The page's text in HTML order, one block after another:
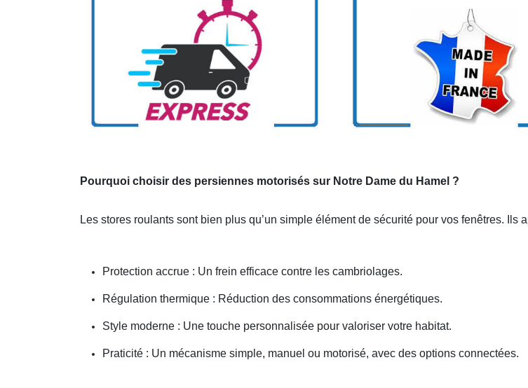
Pourquoi choisir des persiennes motorisés sur Notre Dame du Hamel ?
Les stores roulants sont bien plus qu’un simple élément de sécurité pour vos fenêtres. Ils
Protection accrue : Un frein efficace contre les cambriolages.
Régulation thermique : Réduction des consommations énergétiques.
Style moderne : Une touche personnalisée pour valoriser votre habitat.
Praticité : Un mécanisme simple, manuel ou motorisé, avec des options connectées.